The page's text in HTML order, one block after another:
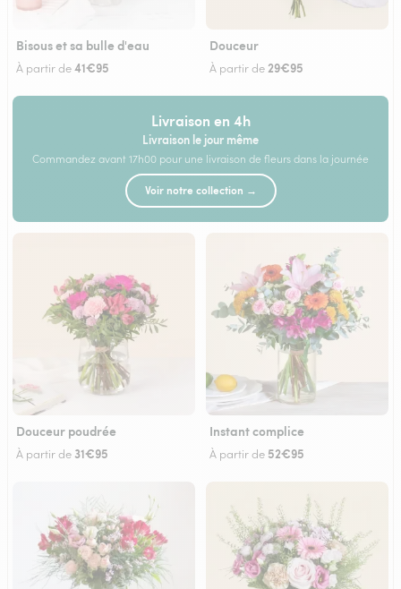
Bisous et sa bulle d'eau
À partir de41€95
Douceur
À partir de29€95
Livraison en 4h
Livraison le jour même
Commandez avant 17h00 pour une livraison de fleurs dans la journée
Voir notre collection →
Douceur poudrée
À partir de 31€95
Instant complice
À partir de 52€95